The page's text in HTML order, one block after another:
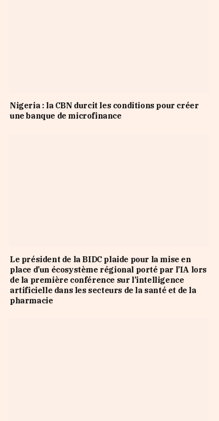
Nigeria : la CBN durcit les conditions pour créer
une banque de microfinance
Le président de la BIDC plaide pour la mise en
place d’un écosystème régional porté par l’IA lors
de la première conférence sur l’intelligence
artificielle dans les secteurs de la santé et de la
pharmacie